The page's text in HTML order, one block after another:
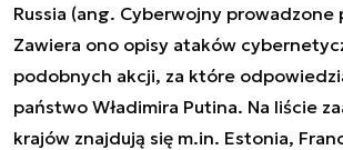
Russia (ang. Cyberwojny prowadzone
Zawiera ono opisy ataków
podobnych akcji, za które
państwo Władimira Putina. Na liście
krajów znajdują się m.in. Estonia,